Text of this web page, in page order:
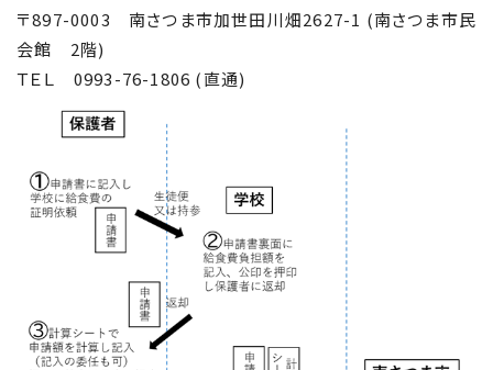
〒897-0003 南さつま市加世田川畑2627-1 (南さつま市民
会館 2階)
ＴＥＬ 0993-76-1806 (直通)